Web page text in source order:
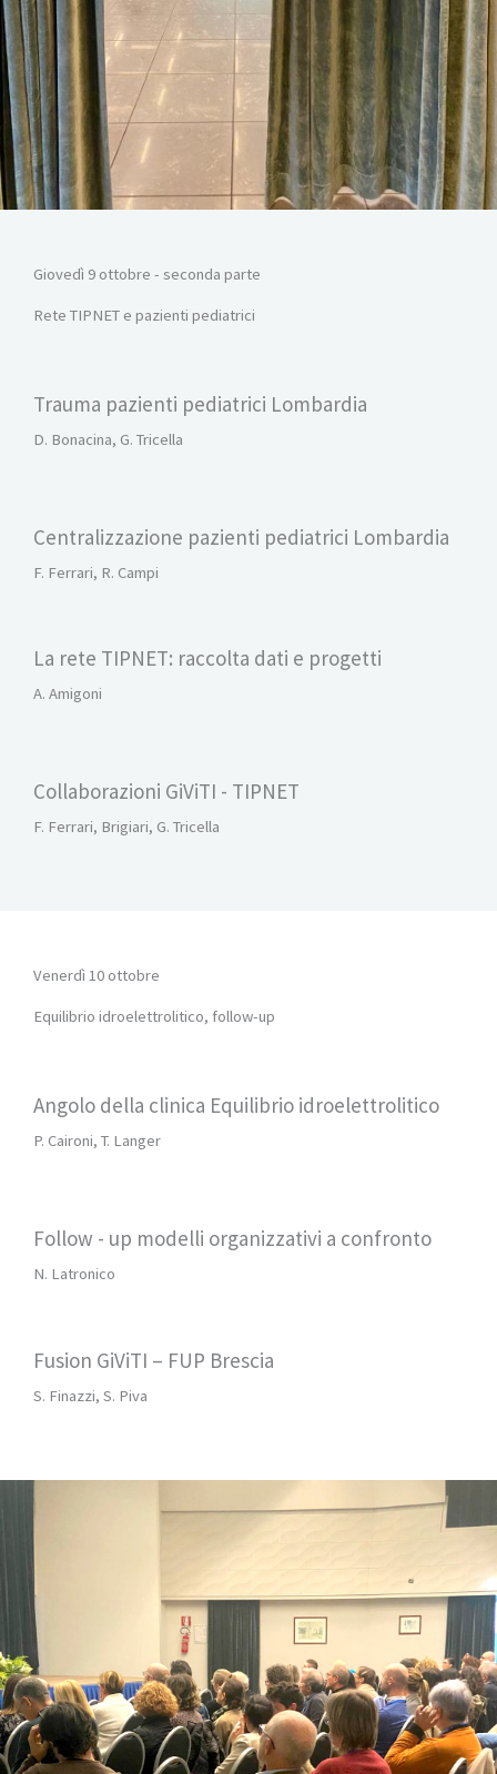
Giovedì 9 ottobre - seconda parte
Rete TIPNET e pazienti pediatrici
Trauma pazienti pediatrici Lombardia
D. Bonacina, G. Tricella
Centralizzazione pazienti pediatrici Lombardia
F. Ferrari, R. Campi
La rete TIPNET: raccolta dati e progetti
A. Amigoni
Collaborazioni GiViTI - TIPNET
F. Ferrari, Brigiari, G. Tricella
Venerdì 10 ottobre
Equilibrio idroelettrolitico, follow-up
Angolo della clinica Equilibrio idroelettrolitico
P. Caironi, T. Langer
Follow - up modelli organizzativi a confronto
N. Latronico
Fusion GiViTI – FUP Brescia
S. Finazzi, S. Piva